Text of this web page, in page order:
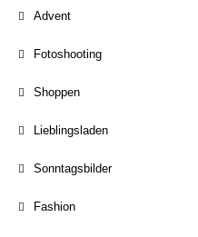
Advent
Fotoshooting
Shoppen
Lieblingsladen
Sonntagsbilder
Fashion